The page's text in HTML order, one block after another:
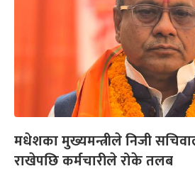
मधेशका मुख्यमन्त्रीले निजी
राखेपछि कर्मचारीले रोके तलब